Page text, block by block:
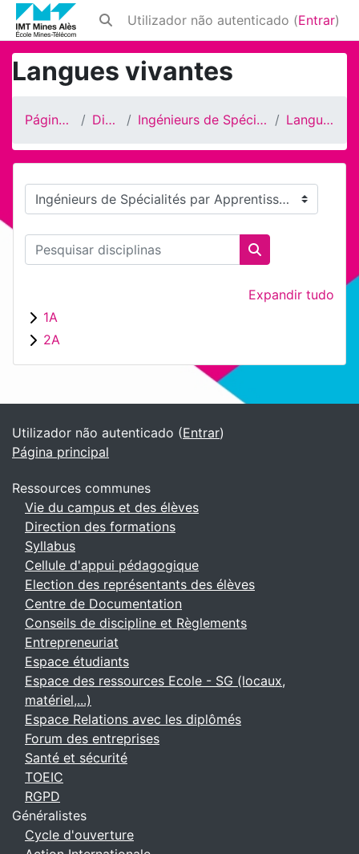
Ir para o conteúdo principal
Alternar a entrada da pesquisa
Utilizador não autenticado (Entrar)
Langues vivantes
Página principal Disciplinas Ingénieurs de Spécialités par Apprentissage Langues vivantes
Categorias de disciplinas
Pesquisar disciplinas
Pesquisar
Expandir tudo
1A
2A
Blocos adicionais
Utilizador não autenticado (Entrar)
Página principal
Ressources communes
Vie du campus et des élèves
Direction des formations
Syllabus
Cellule d'appui pédagogique
Election des représentants des élèves
Centre de Documentation
Conseils de discipline et Règlements
Entrepreneuriat
Espace étudiants
Espace des ressources Ecole - SG (locaux,
matériel,...)
Espace Relations avec les diplômés
Forum des entreprises
Santé et sécurité
TOEIC
RGPD
Généralistes
Cycle d'ouverture